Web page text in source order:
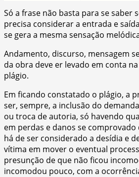
Só a frase não basta para se saber
precisa considerar a entrada e
se gera a mesma sensação
Andamento, discurso, mensagem
da obra deve er levado em conta
plágio.
Em ficando constatado o plágio, a
ser, sempre, a inclusão do
ou troca de autoria, só havendo
em perdas e danos se
há de ser considerado a desídia e
vítima em mover o eventual
presunção de que não ficou
incomodou pouco, com a